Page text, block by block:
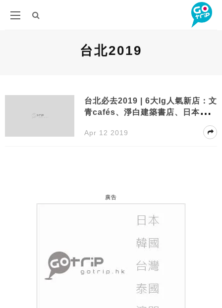
台北2019
台北必去2019 | 6大Ig人氣新店：文
青cafés、淨白建築書店、日本過江
Apr 12 2019
廣告